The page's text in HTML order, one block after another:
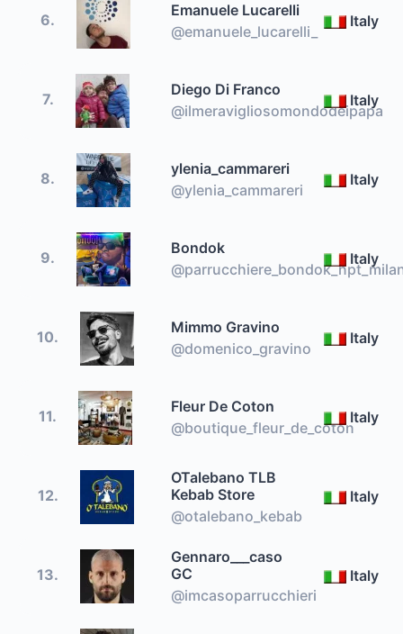
6.
Emanuele Lucarelli
@emanuele_lucarelli_
Italy
7.
Diego Di Franco
@ilmeravigliosomondodeipapa
Italy
8.
ylenia_cammareri
@ylenia_cammareri
Italy
9.
Bondok
Italy
10.
Mimmo Gravino
@domenico_gravino
Italy
11.
Fleur De Coton
@boutique_fleur_de_coton
Italy
12.
OTalebano TLB
Kebab Store
@otalebano_kebab
Italy
13.
Gennaro___caso
GC
@imcasoparrucchieri
Italy